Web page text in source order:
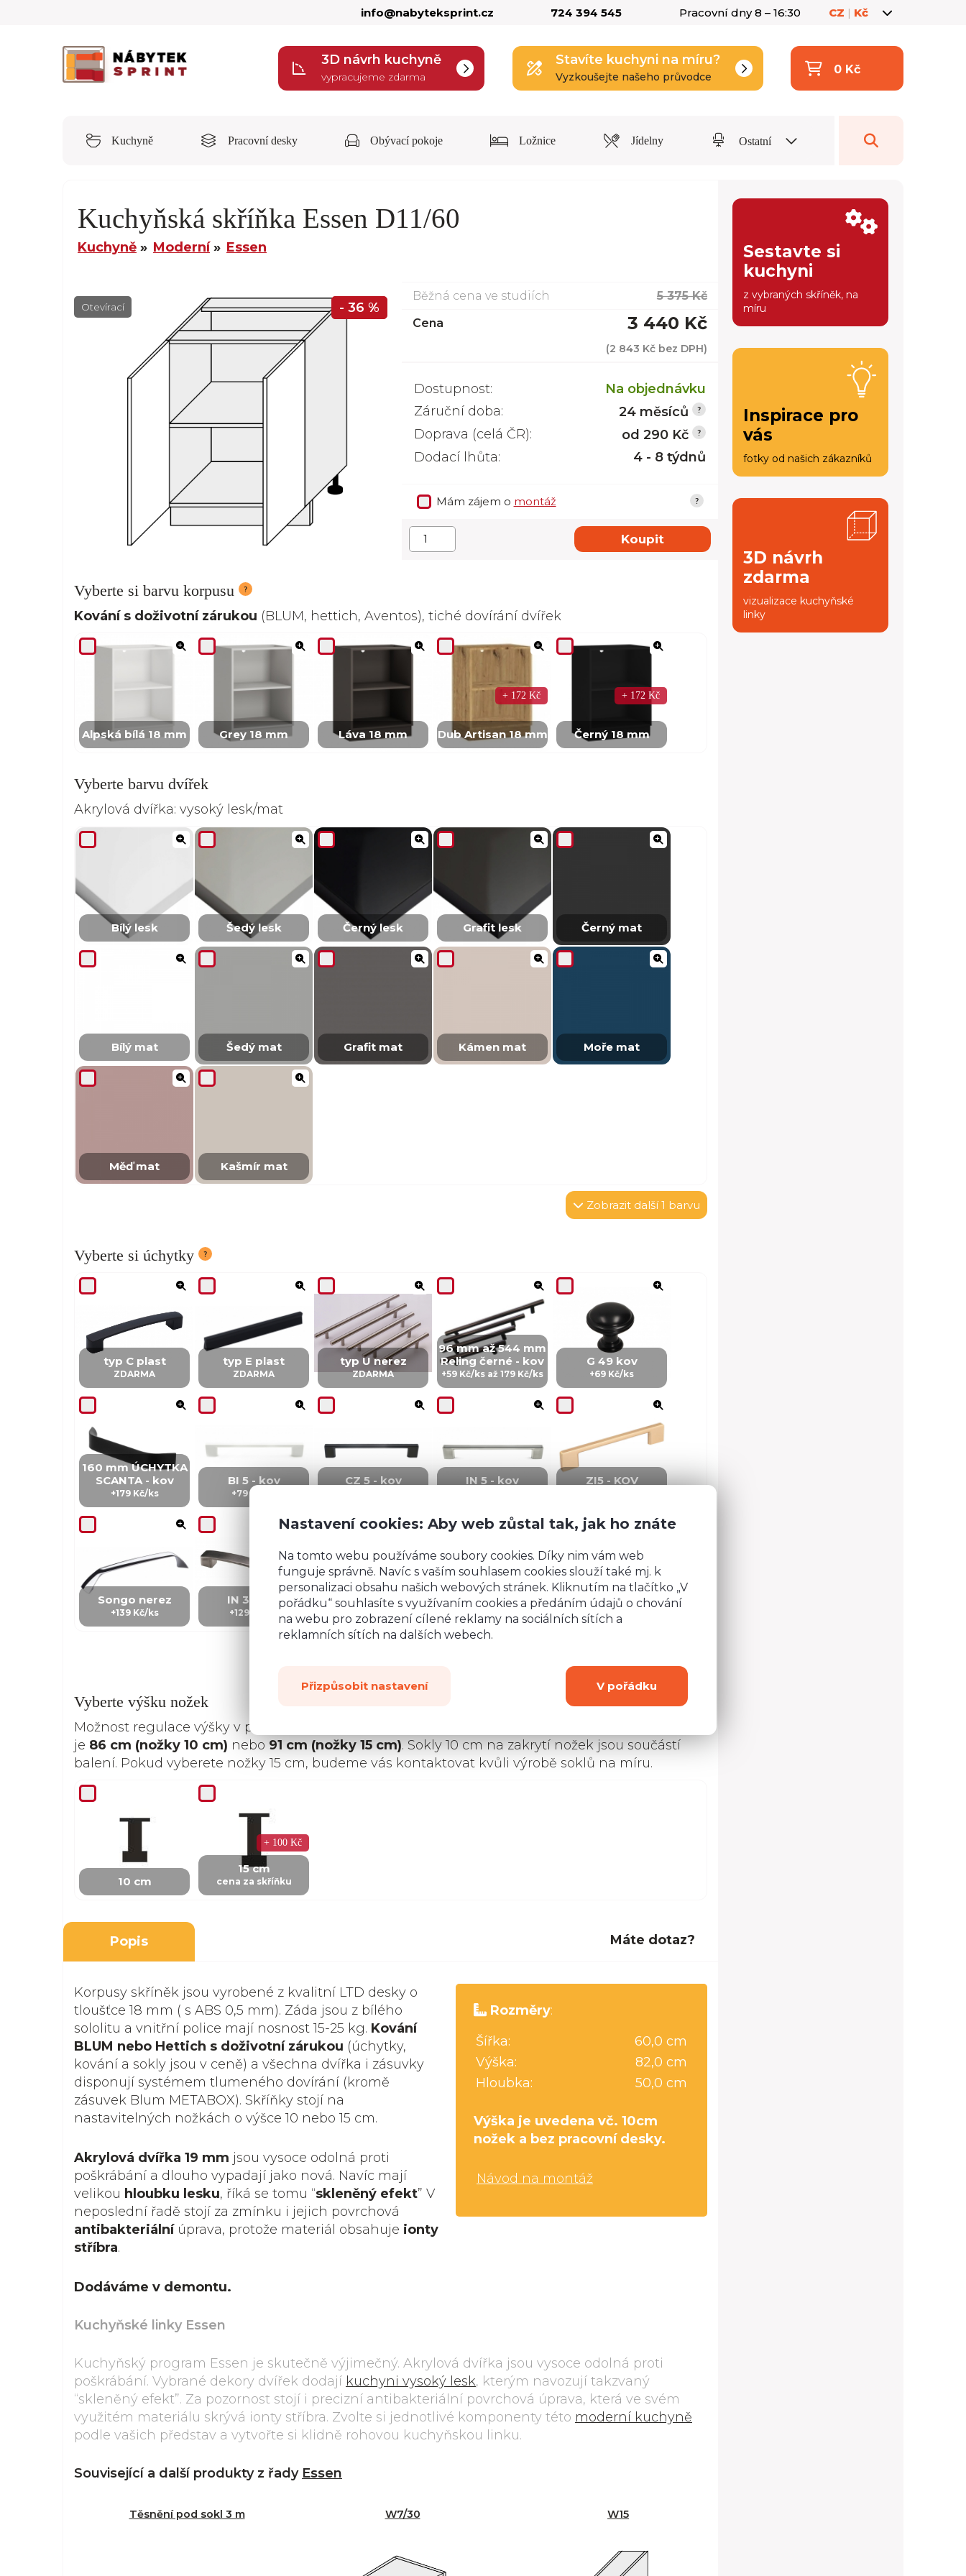
info@nabyteksprint.cz 724 394 545 Pracovní dny 8 – 16:30 CZ | Kč
3D návrh kuchyně
vypracujeme zdarma
Stavíte kuchyni na míru?
Vyzkoušejte našeho průvodce
0 Kč
Kuchyně Pracovní desky Obývací pokoje Ložnice Jídelny Ostatní
Kuchyňská skříňka Essen D11/60
Kuchyně Moderní Essen
Otevírací - 36 %
Běžná cena ve studiích
5 375 Kč
Cena
3 440 Kč
(2 843 Kč bez DPH)
Dostupnost:
Na objednávku
Záruční doba:
24 měsíců
Doprava (celá ČR):
od 290 Kč
Dodací lhůta:
4 - 8 týdnů
Mám zájem o montáž
Koupit
Vyberte si barvu korpusu
Kování s doživotní zárukou (BLUM, hettich, Aventos), tiché dovírání dvířek
Alpská bílá 18 mm Grey 18 mm Láva 18 mm Dub Artisan 18 mm
+ 172 Kč
Černý 18 mm
+ 172 Kč
Vyberte barvu dvířek
Akrylová dvířka: vysoký lesk/mat
Bílý lesk Šedý lesk Černý lesk Grafit lesk Černý mat
Bílý mat Šedý mat Grafit mat Kámen mat Moře mat
Měď mat Kašmír mat
Zobrazit další 1 barvu
Vyberte si úchytky
typ C plast
ZDARMA
typ E plast
ZDARMA
typ U nerez
ZDARMA
96 mm až 544 mm
Reling černé - kov
+59 Kč/ks až 179 Kč/ks
G 49 kov
+69 Kč/ks
160 mm ÚCHYTKA
SCANTA - kov
+179 Kč/ks
BI 5 - kov
+79 Kč/ks
CZ 5 - kov IN 5 - kov ZI5 - KOV
Songo nerez
+139 Kč/ks
IN 3 - kov
+129 Kč/Ks
Vyberte výšku nožek
Možnost regulace výšky v případě nerovných podlah.
je 86 cm (nožky 10 cm) nebo 91 cm (nožky 15 cm). Sokly 10 cm na zakrytí nožek jsou součástí
balení. Pokud vyberete nožky 15 cm, budeme vás kontaktovat kvůli výrobě soklů na míru.
10 cm
15 cm
cena za skříňku
+ 100 Kč
Popis Máte dotaz?
Rozměry:
Šířka:
60,0 cm
Výška:
82,0 cm
Hloubka:
50,0 cm
Výška je uvedena vč. 10cm
nožek a bez pracovní desky.
Návod na montáž
Korpusy skříněk jsou vyrobené z kvalitní LTD desky o
tloušťce 18 mm ( s ABS 0,5 mm). Záda jsou z bílého
sololitu a vnitřní police mají nosnost 15-25 kg. Kování
BLUM nebo Hettich s doživotní zárukou (úchytky,
kování a sokly jsou v ceně) a všechna dvířka i zásuvky
disponují systémem tlumeného dovírání (kromě
zásuvek Blum METABOX). Skříňky stojí na
nastavitelných nožkách o výšce 10 nebo 15 cm.
Akrylová dvířka 19 mm jsou vysoce odolná proti
poškrábání a dlouho vypadají jako nová. Navíc mají
velikou hloubku lesku, říká se tomu “skleněný efekt” V
neposlední řadě stojí za zmínku i jejich povrchová
antibakteriální úprava, protože materiál obsahuje ionty
stříbra.
Dodáváme v demontu.
Kuchyňské linky Essen
Kuchyňský program Essen je skutečně výjimečný. Akrylová dvířka jsou vysoce odolná proti
poškrábání. Vybrané dekory dvířek dodají kuchyni vysoký lesk, kterým navozují takzvaný
“skleněný efekt”. Za pozornost stojí i precizní antibakteriální povrchová úprava, která ve svém
využitém materiálu skrývá ionty stříbra. Zvolte si jednotlivé komponenty této moderní kuchyně
podle vašich představ a vytvořte si klidně rohovou kuchyňskou linku.
Související a další produkty z řady Essen
Těsnění pod sokl 3 m W7/30 W15
Sestavte si
kuchyni
z vybraných skříněk, na
míru
Inspirace pro
vás
fotky od našich zákazníků
3D návrh
zdarma
vizualizace kuchyňské
linky
Nastavení cookies: Aby web zůstal tak, jak ho znáte
Na tomto webu používáme soubory cookies. Díky nim vám web
funguje správně. Navíc s vaším souhlasem cookies slouží také mj. k
personalizaci obsahu našich webových stránek. Kliknutím na tlačítko „V
pořádku“ souhlasíte s využívaním cookies a předáním údajů o chování
na webu pro zobrazení cílené reklamy na sociálních sítích a
reklamních sítích na dalších webech.
Přizpůsobit nastavení V pořádku